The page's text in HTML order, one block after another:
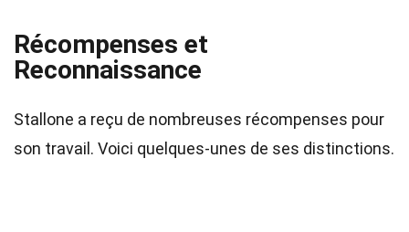
Récompenses et
Reconnaissance
Stallone a reçu de nombreuses récompenses pour
son travail. Voici quelques-unes de ses distinctions.